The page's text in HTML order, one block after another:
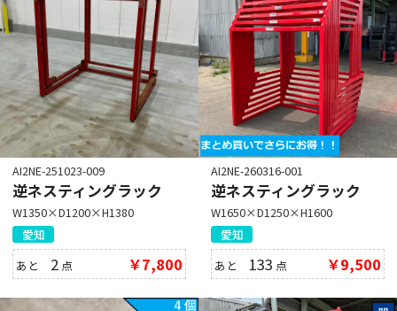
AI2NE-251023-009
逆ネスティングラック
W1350×D1200×H1380
愛知
あと 2 点 ￥7,800
AI2NE-260316-001
逆ネスティングラック
W1650×D1250×H1600
愛知
あと 133 点 ￥9,500